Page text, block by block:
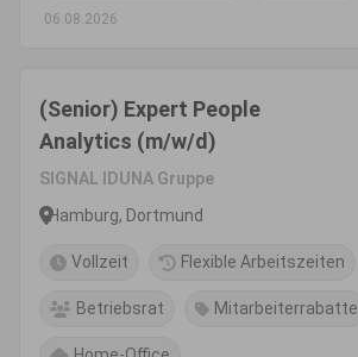
06.08.2026
(Senior) Expert People
Analytics (m/w/d)
SIGNAL IDUNA Gruppe
Hamburg, Dortmund
Vollzeit Flexible Arbeitszeiten
Betriebsrat Mitarbeiterrabatte